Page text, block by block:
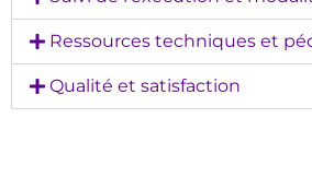
Ressources techniques et
Qualité et satisfaction